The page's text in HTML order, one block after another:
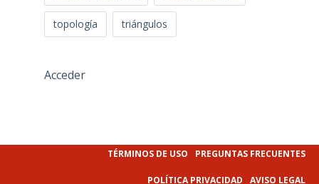
topología triángulos
Acceder
TÉRMINOS DE USO PREGUNTAS FRECUENTES
POLÍTICA PRIVACIDAD AVISO LEGAL